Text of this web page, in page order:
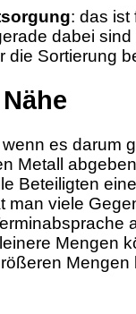
: das ist
dabei
die Sortierung
es darum
Metall
Beteiligten
man viele
Mengen
Mengen